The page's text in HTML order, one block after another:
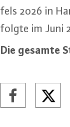
fels 2026 in
folgte im Juni
Die gesamte